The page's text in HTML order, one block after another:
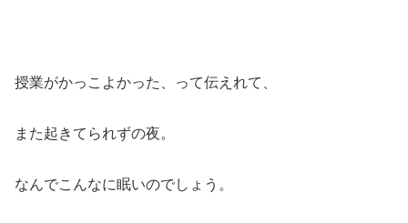
授業がかっこよかった、って伝えれて、
また起きてられずの夜。
なんでこんなに眠いのでしょう。